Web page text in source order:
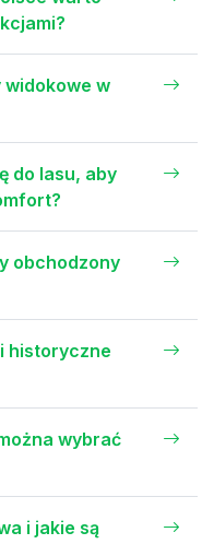
widokowe w
do lasu, aby
obchodzony
historyczne
wybrać
i jakie są